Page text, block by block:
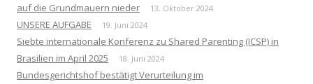
auf die Grundmauern nieder
13. Oktober 2024
UNSERE AUFGABE 19. Juni 2024
Siebte internationale Konferenz zu Shared Parenting (ICSP) in
Brasilien im April 2025
18. Juni 2024
Bundesgerichtshof bestätigt Verurteilung im